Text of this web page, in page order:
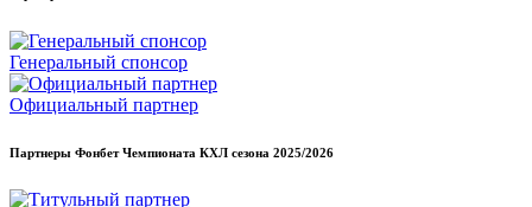
Генеральный спонсор
Официальный партнер
Партнеры Фонбет Чемпионата КХЛ сезона 2025/2026